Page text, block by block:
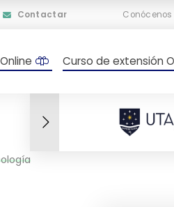
Contactar Conócenos
Curso de extensión